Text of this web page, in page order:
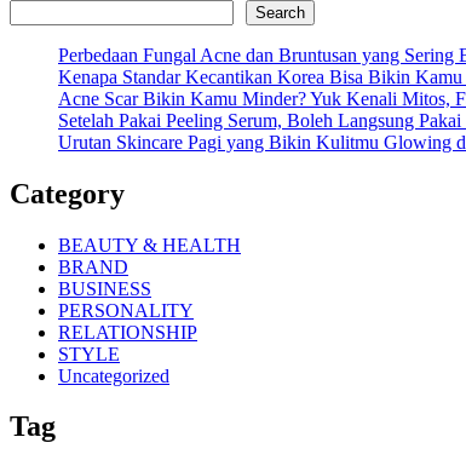
Search
Perbedaan Fungal Acne dan Bruntusan yang
Kenapa Standar Kecantikan Korea Bisa Bikin Kamu
Acne Scar Bikin Kamu Minder? Yuk Kenali Mitos,
Setelah Pakai Peeling Serum, Boleh Langsung
Urutan Skincare Pagi yang Bikin Kulitmu Glowing
Category
BEAUTY & HEALTH
BRAND
BUSINESS
PERSONALITY
RELATIONSHIP
STYLE
Uncategorized
Tag